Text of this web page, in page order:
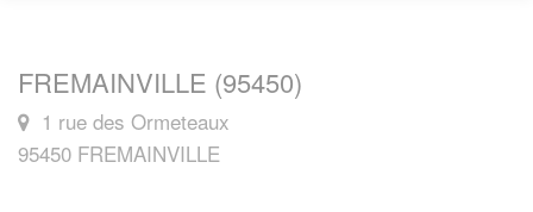
FREMAINVILLE (95450)
1 rue des Ormeteaux
95450 FREMAINVILLE